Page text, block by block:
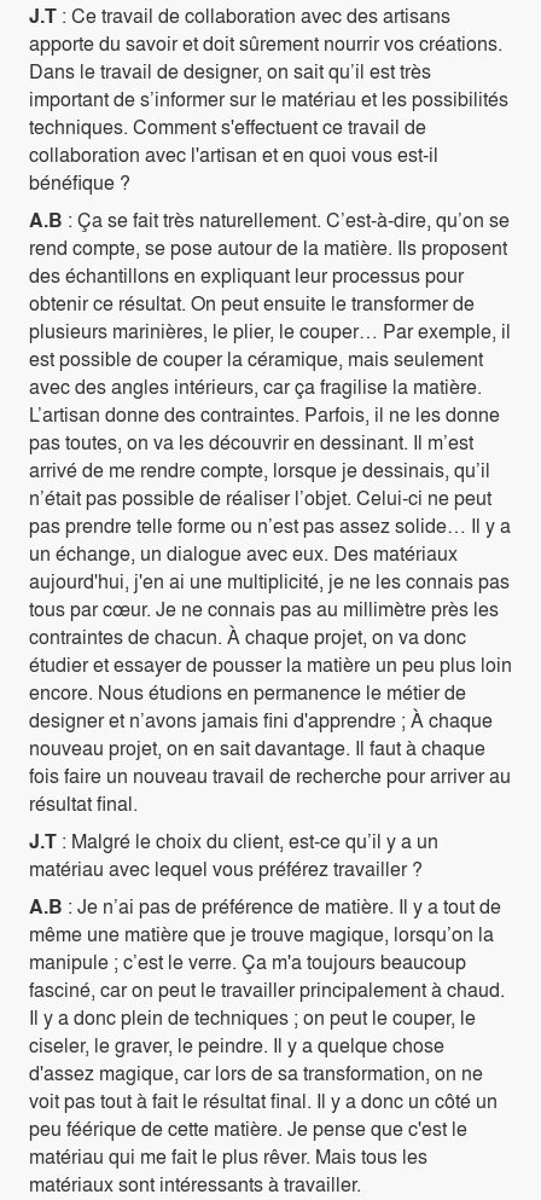
J.T : Ce travail de collaboration avec des artisans
apporte du savoir et doit sûrement nourrir vos créations.
Dans le travail de designer, on sait qu’il est très
important de s’informer sur le matériau et les possibilités
techniques. Comment s'effectuent ce travail de
collaboration avec l'artisan et en quoi vous est-il
bénéfique ?
A.B : Ça se fait très naturellement. C’est-à-dire, qu’on se
rend compte, se pose autour de la matière. Ils proposent
des échantillons en expliquant leur processus pour
obtenir ce résultat. On peut ensuite le transformer de
plusieurs marinières, le plier, le couper… Par exemple, il
est possible de couper la céramique, mais seulement
avec des angles intérieurs, car ça fragilise la matière.
L’artisan donne des contraintes. Parfois, il ne les donne
pas toutes, on va les découvrir en dessinant. Il m’est
arrivé de me rendre compte, lorsque je dessinais, qu’il
n’était pas possible de réaliser l’objet. Celui-ci ne peut
pas prendre telle forme ou n’est pas assez solide… Il y a
un échange, un dialogue avec eux. Des matériaux
aujourd'hui, j'en ai une multiplicité, je ne les connais pas
tous par cœur. Je ne connais pas au millimètre près les
contraintes de chacun. À chaque projet, on va donc
étudier et essayer de pousser la matière un peu plus loin
encore. Nous étudions en permanence le métier de
designer et n’avons jamais fini d'apprendre ; À chaque
nouveau projet, on en sait davantage. Il faut à chaque
fois faire un nouveau travail de recherche pour arriver au
résultat final.
J.T : Malgré le choix du client, est-ce qu’il y a un
matériau avec lequel vous préférez travailler ?
A.B : Je n’ai pas de préférence de matière. Il y a tout de
même une matière que je trouve magique, lorsqu’on la
manipule ; c’est le verre. Ça m'a toujours beaucoup
fasciné, car on peut le travailler principalement à chaud.
Il y a donc plein de techniques ; on peut le couper, le
ciseler, le graver, le peindre. Il y a quelque chose
d'assez magique, car lors de sa transformation, on ne
voit pas tout à fait le résultat final. Il y a donc un côté un
peu féérique de cette matière. Je pense que c'est le
matériau qui me fait le plus rêver. Mais tous les
matériaux sont intéressants à travailler.